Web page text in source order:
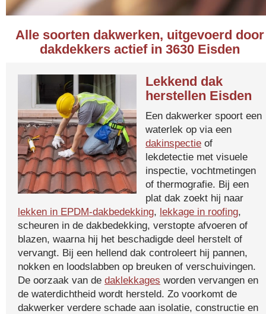
Alle soorten dakwerken, uitgevoerd door
dakdekkers actief in 3630 Eisden
Lekkend dak
herstellen Eisden
Een dakwerker spoort een
waterlek op via een
dakinspectie of
lekdetectie met visuele
inspectie, vochtmetingen
of thermografie. Bij een
plat dak zoekt hij naar
lekken in EPDM-dakbedekking, lekkage in roofing,
scheuren in de dakbedekking, verstopte afvoeren of
blazen, waarna hij het beschadigde deel herstelt of
vervangt. Bij een hellend dak controleert hij pannen,
nokken en loodslabben op breuken of verschuivingen.
De oorzaak van de daklekkages worden vervangen en
de waterdichtheid wordt hersteld. Zo voorkomt de
dakwerker verdere schade aan isolatie, constructie en